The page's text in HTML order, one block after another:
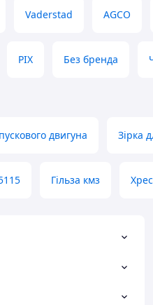
Vaderstad AGCO
PIX Без бренда
двигуна Зірка
Гільза кмз